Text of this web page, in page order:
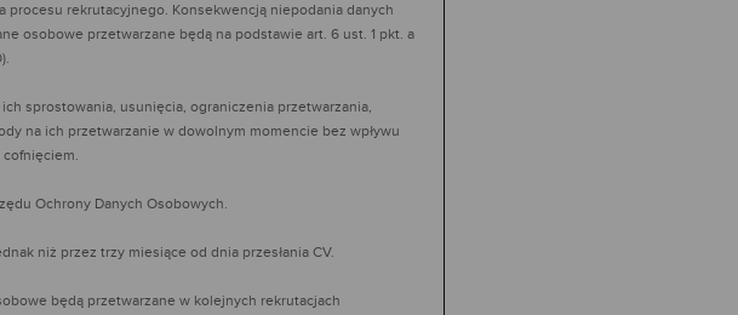
rekrutacyjnego. Konsekwencją niepodania danych
osobowe przetwarzane będą na podstawie art. 6 ust. 1 pkt. a
sprostowania, usunięcia, ograniczenia przetwarzania,
na ich przetwarzanie w dowolnym momencie bez wpływu
Ochrony Danych Osobowych.
niż przez trzy miesiące od dnia przesłania CV.
będą przetwarzane w kolejnych rekrutacjach